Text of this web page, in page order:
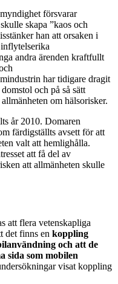
försvarar
skapa ”kaos och
han att orsaken i
andra ärenden kraftfullt
har tidigare dragit
och på så sätt
om hälsorisker.
år 2010. Domaren
färdigställts avsett för att
valt att hemlighålla.
att få del av
att allmänheten skulle
att flera vetenskapliga
det finns en koppling
och att de
sida som mobilen
visat koppling